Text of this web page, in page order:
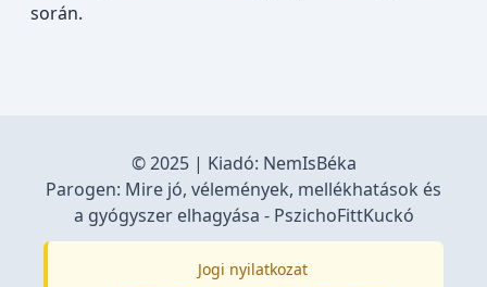
során.
© 2025 | Kiadó: NemIsBéka
Parogen: Mire jó, vélemények, mellékhatások és
a gyógyszer elhagyása - PszichoFittKuckó
Jogi nyilatkozat